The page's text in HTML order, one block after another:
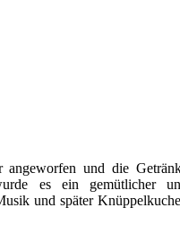
und die
es ein gemütlicher
und später